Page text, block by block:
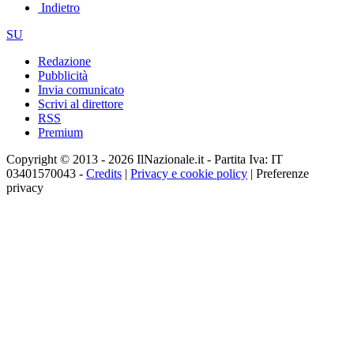
Indietro
SU
Redazione
Pubblicità
Invia comunicato
Scrivi al direttore
RSS
Premium
Copyright © 2013 - 2026 IlNazionale.it - Partita Iva: IT
03401570043 - Credits | Privacy e cookie policy | Preferenze
privacy